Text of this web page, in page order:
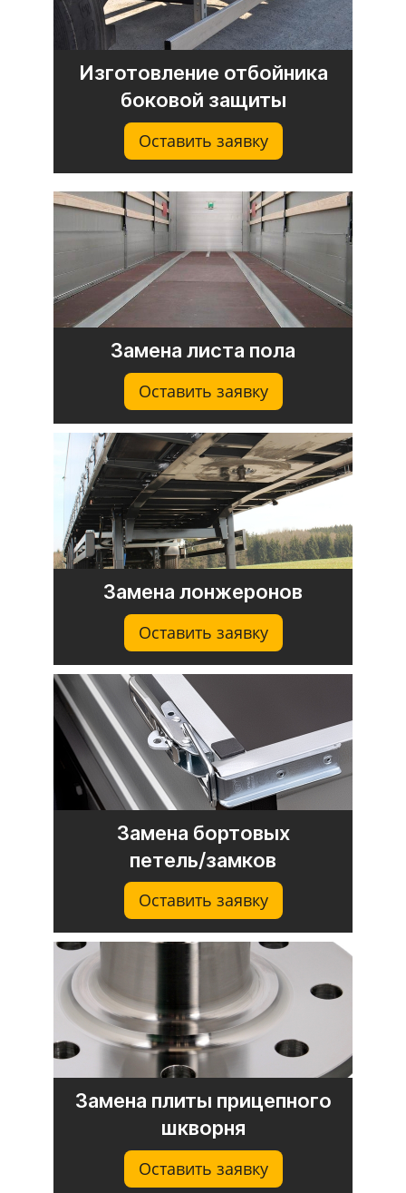
Изготовление отбойника
боковой защиты
Оставить заявку
Замена листа пола
Оставить заявку
Замена лонжеронов
Оставить заявку
Замена бортовых
петель/замков
Оставить заявку
Замена плиты прицепного
шкворня
Оставить заявку